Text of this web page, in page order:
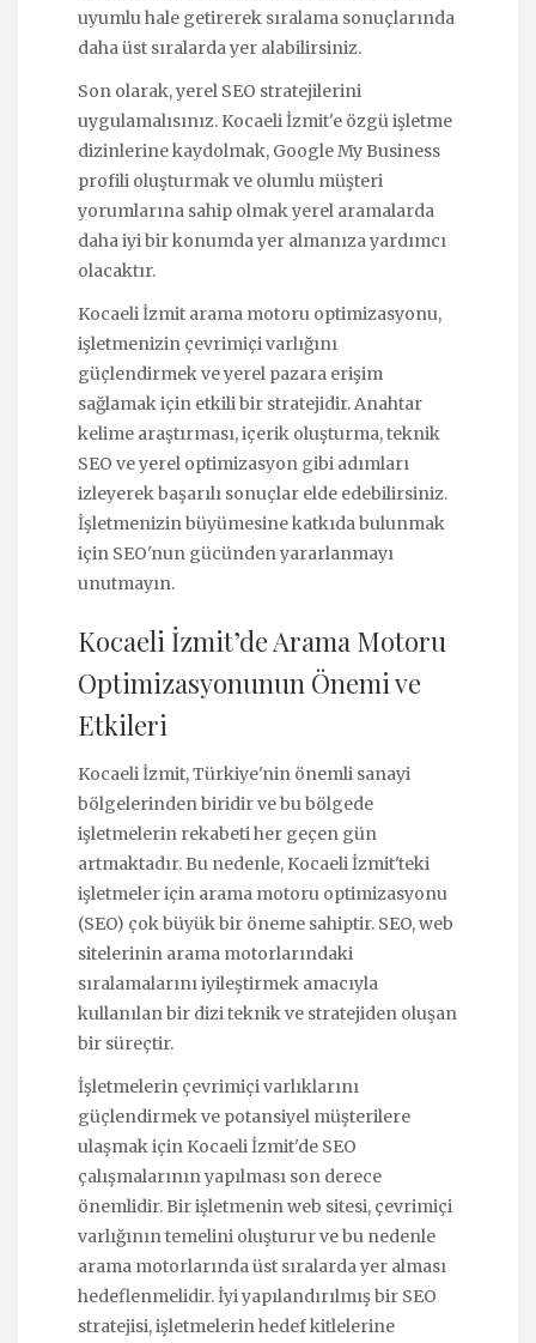
uyumlu hale getirerek sıralama sonuçlarında
daha üst sıralarda yer alabilirsiniz.
Son olarak, yerel SEO stratejilerini
uygulamalısınız. Kocaeli İzmit'e özgü işletme
dizinlerine kaydolmak, Google My Business
profili oluşturmak ve olumlu müşteri
yorumlarına sahip olmak yerel aramalarda
daha iyi bir konumda yer almanıza yardımcı
olacaktır.
Kocaeli İzmit arama motoru optimizasyonu,
işletmenizin çevrimiçi varlığını
güçlendirmek ve yerel pazara erişim
sağlamak için etkili bir stratejidir. Anahtar
kelime araştırması, içerik oluşturma, teknik
SEO ve yerel optimizasyon gibi adımları
izleyerek başarılı sonuçlar elde edebilirsiniz.
İşletmenizin büyümesine katkıda bulunmak
için SEO'nun gücünden yararlanmayı
unutmayın.
Kocaeli İzmit’de Arama Motoru
Optimizasyonunun Önemi ve
Etkileri
Kocaeli İzmit, Türkiye'nin önemli sanayi
bölgelerinden biridir ve bu bölgede
işletmelerin rekabeti her geçen gün
artmaktadır. Bu nedenle, Kocaeli İzmit'teki
işletmeler için arama motoru optimizasyonu
(SEO) çok büyük bir öneme sahiptir. SEO, web
sitelerinin arama motorlarındaki
sıralamalarını iyileştirmek amacıyla
kullanılan bir dizi teknik ve stratejiden oluşan
bir süreçtir.
İşletmelerin çevrimiçi varlıklarını
güçlendirmek ve potansiyel müşterilere
ulaşmak için Kocaeli İzmit'de SEO
çalışmalarının yapılması son derece
önemlidir. Bir işletmenin web sitesi, çevrimiçi
varlığının temelini oluşturur ve bu nedenle
arama motorlarında üst sıralarda yer alması
hedeflenmelidir. İyi yapılandırılmış bir SEO
stratejisi, işletmelerin hedef kitlelerine